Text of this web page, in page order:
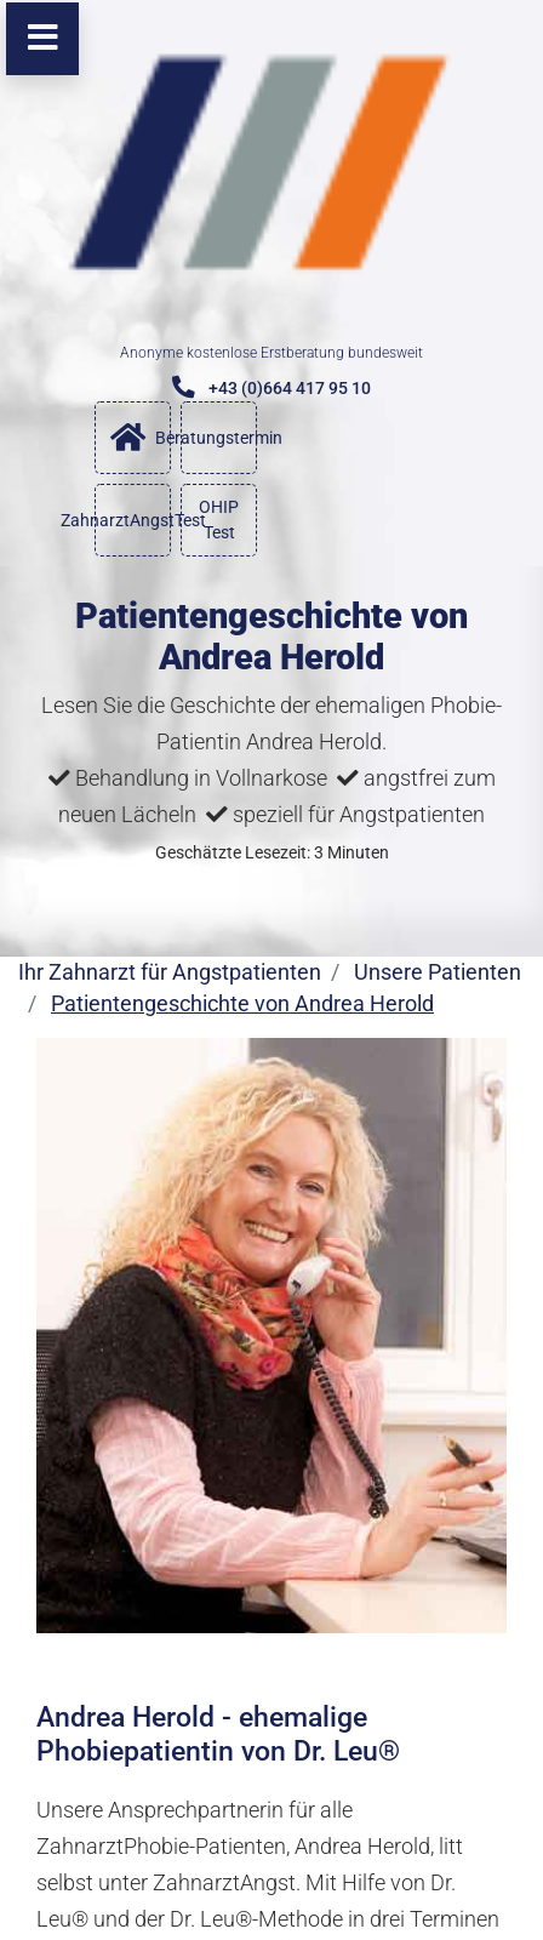
Anonyme kostenlose Erstberatung bundesweit
+43 (0)664 417 95 10
Beratungstermin
ZahnarztAngstTest
OHIP
Test
Patientengeschichte von
Andrea Herold
Lesen Sie die Geschichte der ehemaligen Phobie-
Patientin Andrea Herold.
Behandlung in Vollnarkose
angstfrei zum
neuen Lächeln
speziell für Angstpatienten
Geschätzte Lesezeit: 3 Minuten
Ihr Zahnarzt für Angstpatienten
Unsere Patienten
Patientengeschichte von Andrea Herold
Andrea Herold - ehemalige
Phobiepatientin von Dr. Leu®
Unsere Ansprechpartnerin für alle
ZahnarztPhobie-Patienten, Andrea Herold, litt
selbst unter ZahnarztAngst. Mit Hilfe von Dr.
Leu® und der Dr. Leu®-Methode in drei Terminen